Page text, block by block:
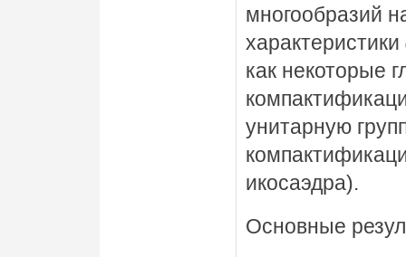
многообразий
характеристики
как некоторые
унитарную
икосаэдра).
Основные